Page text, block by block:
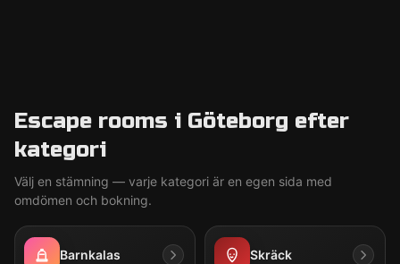
Escape rooms i Göteborg efter
kategori
Välj en stämning — varje kategori är en egen sida med
omdömen och bokning.
Barnkalas Skräck